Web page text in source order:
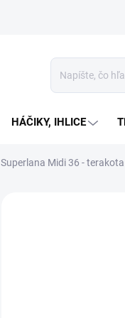
HÁČIKY, IHLICE
Superlana Midi 36 - terakota